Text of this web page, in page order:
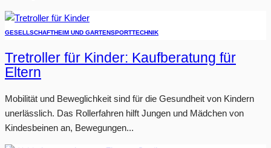
GESELLSCHAFTHEIM UND GARTENSPORTTECHNIK
Tretroller für Kinder: Kaufberatung für
Eltern
Mobilität und Beweglichkeit sind für die Gesundheit von Kindern
unerlässlich. Das Rollerfahren hilft Jungen und Mädchen von
Kindesbeinen an, Bewegungen...